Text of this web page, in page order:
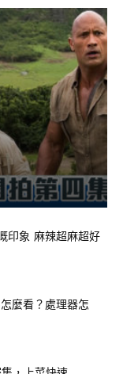
印象 麻辣超麻超好
麼看？處理器怎